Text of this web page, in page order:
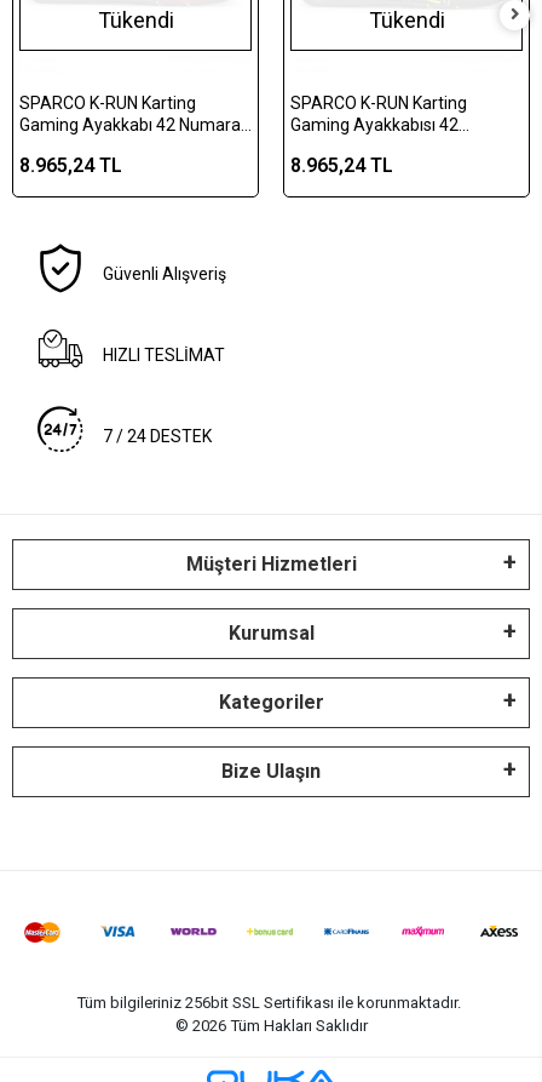
Tükendi
SPARCO K-RUN Karting
Gaming Ayakkabı 42 Numara
8.965,24 TL
Tükendi
SPARCO K-RUN Karting
Gaming Ayakkabısı 42
8.965,24 TL
Güvenli Alışveriş
HIZLI TESLİMAT
7 / 24 DESTEK
Müşteri Hizmetleri
Kurumsal
Kategoriler
Bize Ulaşın
Tüm bilgileriniz 256bit SSL Sertifikası ile korunmaktadır.
© 2026 Tüm Hakları Saklıdır